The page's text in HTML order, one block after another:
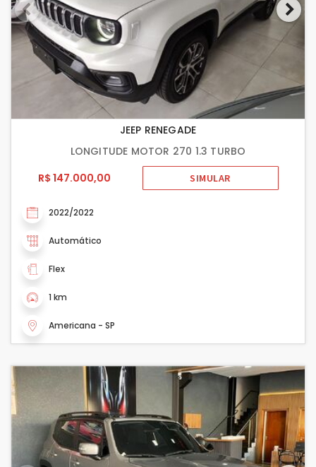
JEEP RENEGADE
LONGITUDE MOTOR 270 1.3 TURBO
R$ 147.000,00
SIMULAR
2022/2022
Automático
Flex
1 km
Americana - SP